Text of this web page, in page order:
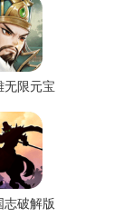
无限元宝
志破解版